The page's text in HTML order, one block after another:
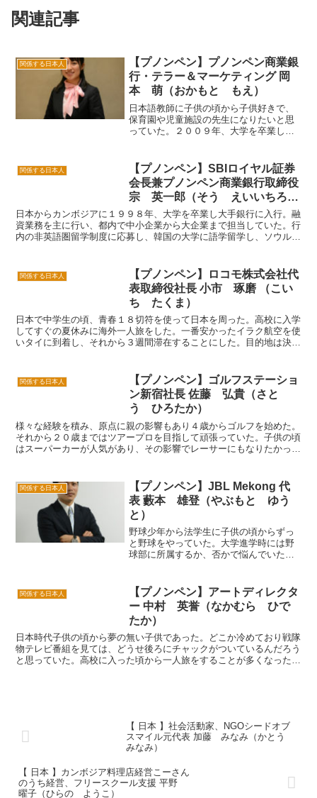
関連記事
関係する日本人
【プノンペン】プノンペン商業銀
行・テラー＆マーケティング 岡
本 萌（おかもと もえ）
日本語教師に子供の頃から子供好きで、
保育園や児童施設の先生になりたいと思
っていた。２００９年、大学を卒業し、
代、留学生をサポートする学生支援課の
サークル活動を行っており、...
関係する日本人
【プノンペン】SBIロイヤル証券
会長兼プノンペン商業銀行取締役
宗 英一郎（そう えいいちろ
う）
日本からカンボジアに１９９８年、大学を卒業し大手銀行に入行。融
資業務を主に行い、都内で中小企業から大企業まで担当していた。行
内の非英語圏留学制度に応募し、韓国の大学に語学留学し、ソウルに
関係する日本人
【プノンペン】ロコモ株式会社代
表取締役社長 小市 琢磨 （こい
ち たくま）
日本で中学生の頃、青春１８切符を使って日本を周った。高校に入学
してすぐの夏休みに海外一人旅をした。一番安かったイラク航空を使
いタイに到着し、それから３週間滞在することにした。目的地は決め
関係する日本人
【プノンペン】ゴルフステーショ
ン新宿社長 佐藤 弘貴（さと
う ひろたか）
様々な経験を積み、原点に親の影響もあり４歳からゴルフを始めた。
それから２０歳まではツアープロを目指して頑張っていた。子供の頃
はスーパーカーが人気があり、その影響でレーサーにもなりたかっ
関係する日本人
【プノンペン】JBL Mekong 代
表 藪本 雄登（やぶもと ゆう
と）
野球少年から法学生に子供の頃からずっ
と野球をやっていた。大学進学時には野
球部に所属するか、否かで悩んでいた。
なかったが、国際法を学び始めるとすぐ
にその魅力に憑りつかれて...
関係する日本人
【プノンペン】アートディレクタ
ー 中村 英誉（なかむら ひで
たか）
日本時代子供の頃から夢の無い子供であった。どこか冷めており戦隊
物テレビ番組を見ては、どうせ後ろにチャックがついているんだろう
と思っていた。高校に入った頃から一人旅をすることが多くなった。
【 日本 】社会活動家、NGOシードオブ
スマイル元代表 加藤 みなみ（かとう
みなみ）
【 日本 】カンボジア料理店経営こーさん
のうち経営、フリースクール支援 平野
曜子（ひらの ようこ）